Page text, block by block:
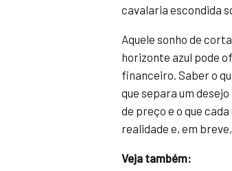
cavalaria escondida
Aquele sonho de
horizonte azul pode
financeiro. Saber o
que separa um
de preço e o que
realidade e, em
Veja também: